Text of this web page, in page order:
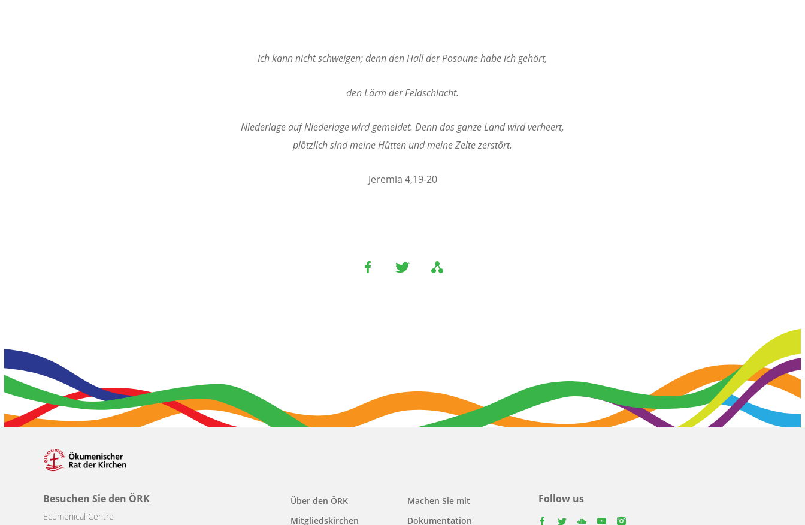
Ich kann nicht schweigen; denn den Hall der Posaune habe ich gehört,
den Lärm der Feldschlacht.
Niederlage auf Niederlage wird gemeldet. Denn das ganze Land wird verheert,
plötzlich sind meine Hütten und meine Zelte zerstört.
Jeremia 4,19-20
Besuchen Sie den ÖRK
Ecumenical Centre
Main
navigation
Über den ÖRK
Mitgliedskirchen
Machen Sie mit
Dokumentation
Follow us